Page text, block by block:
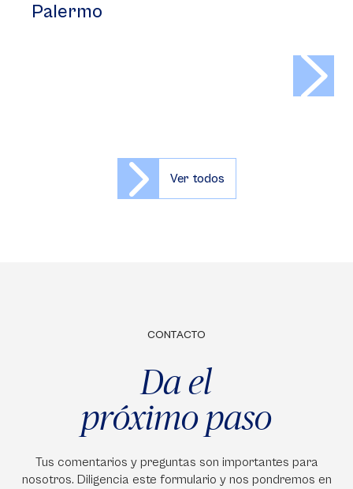
Palermo
Ver todos
CONTACTO
Da el
próximo paso
Tus comentarios y preguntas son importantes para
nosotros. Diligencia este formulario y nos pondremos en